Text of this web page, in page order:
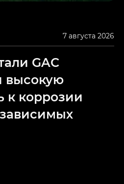
7 августа 2026
GAC
высокую
к коррозии